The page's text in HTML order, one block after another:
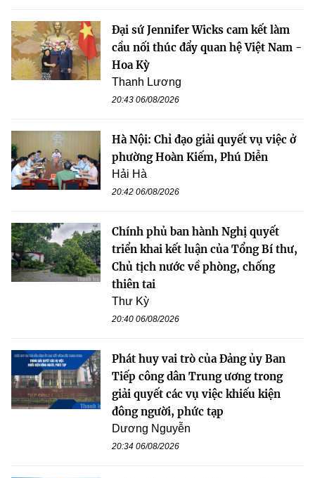
Đại sứ Jennifer Wicks cam kết làm
cầu nối thúc đẩy quan hệ Việt Nam -
Hoa Kỳ
Thanh Lương
20:43 06/08/2026
Hà Nội: Chỉ đạo giải quyết vụ việc ở
phường Hoàn Kiếm, Phú Diễn
Hải Hà
20:42 06/08/2026
Chính phủ ban hành Nghị quyết
triển khai kết luận của Tổng Bí thư,
Chủ tịch nước về phòng, chống
thiên tai
Thư Kỳ
20:40 06/08/2026
Phát huy vai trò của Đảng ủy Ban
Tiếp công dân Trung ương trong
giải quyết các vụ việc khiếu kiện
đông người, phức tạp
Dương Nguyễn
20:34 06/08/2026